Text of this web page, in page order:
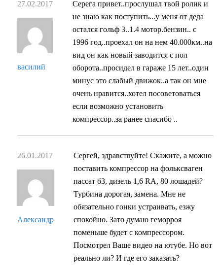
27.02.2017
василий
Ceрега привет..прослушал твой ролик и
не знаю как поступить...у меня от деда
остался гольф 3..1.4 мотор.бензин.. с
1996 год..проехал он на нем 40.000км..на
вид он как новый заводится с пол
оборота..просидел в гараже 15 лет..один
минус это слабый движок..а так он мне
очень нравится..хотел посоветоваться
если возможно установить
компрессор..за ранее спасибо ..
26.01.2017
Александр
Сергей, здравствуйте! Скажите, а можно
поставить компрессор на фольксваген
пассат б3, дизель 1,6 RA, 80 лошадей?
Турбина дорогая, замена. Мне не
обязательно гонки устраивать, езжу
спокойно. Зато думаю геморроя
поменьше будет с компрессором.
Посмотрел Ваше видео на ютубе. Но вот
реально ли? И где его заказать?